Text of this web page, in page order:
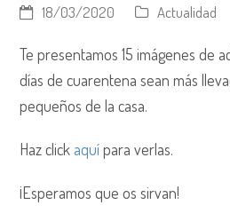
18/03/2020 Actualidad
Te presentamos 15 imágenes de
días de cuarentena sean más
pequeños de la casa.
Haz click aquípara verlas.
¡Esperamos que os sirvan!